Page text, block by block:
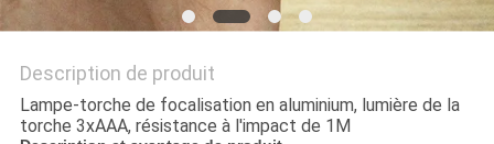
POLITIQUE
DE
CONFIDENTIALITÉ
Description de produit
Lampe-torche de focalisation en aluminium, lumière de la
torche 3xAAA, résistance à l'impact de 1M